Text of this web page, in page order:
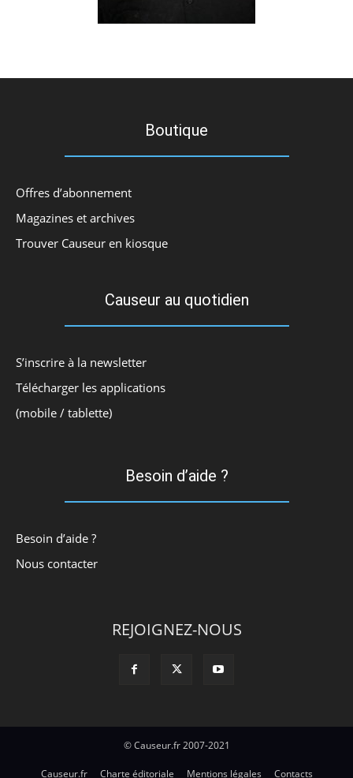
Boutique
Offres d’abonnement
Magazines et archives
Trouver Causeur en kiosque
Causeur au quotidien
S’inscrire à la newsletter
Télécharger les applications
(mobile / tablette)
Besoin d’aide ?
Besoin d’aide ?
Nous contacter
REJOIGNEZ-NOUS
© Causeur.fr 2007-2021
Causeur.fr Charte éditoriale Mentions légales Contacts